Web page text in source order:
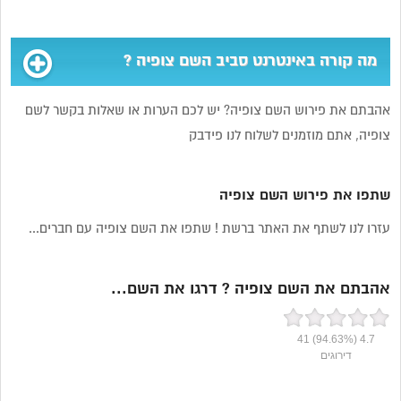
מה קורה באינטרנט סביב השם צופיה ?
אהבתם את פירוש השם צופיה? יש לכם הערות או שאלות בקשר לשם
צופיה, אתם מוזמנים לשלוח לנו פידבק
שתפו את פירוש השם צופיה
עזרו לנו לשתף את האתר ברשת ! שתפו את השם צופיה עם חברים...
אהבתם את השם צופיה ? דרגו את השם...
4.7
(94.63%)
41
דירוגים